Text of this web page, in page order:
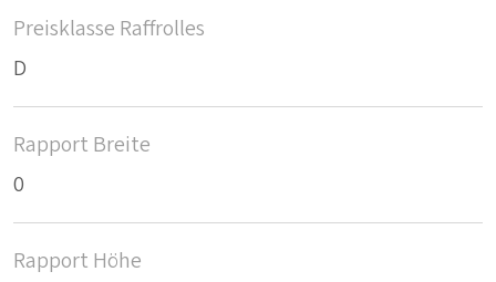
Preisklasse Raffrolles
D
Rapport Breite
0
Rapport Höhe